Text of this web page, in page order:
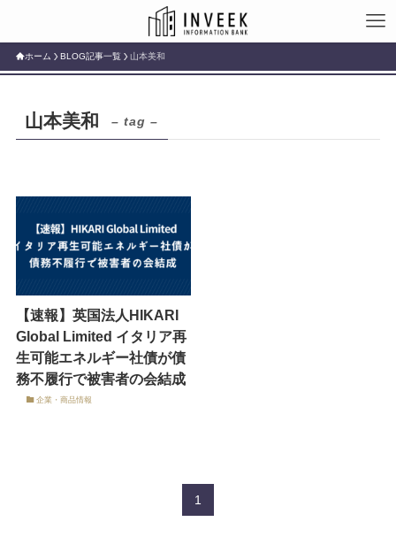
ホーム BLOG記事一覧 山本美和
山本美和 – tag –
【速報】英国法人HIKARI
Global Limited イタリア再
生可能エネルギー社債が債
務不履行で被害者の会結成
企業・商品情報
1